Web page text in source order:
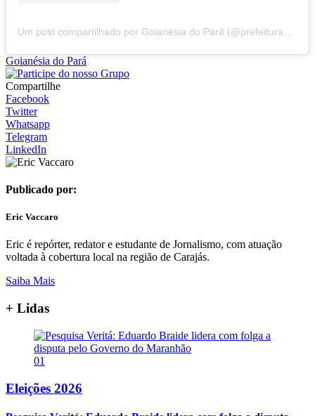
Goianésia do Pará
Compartilhe
Facebook
Twitter
Whatsapp
Telegram
LinkedIn
Publicado por:
Eric Vaccaro
Eric é repórter, redator e estudante de Jornalismo, com atuação
voltada à cobertura local na região de Carajás.
Saiba Mais
+ Lidas
01
Eleições 2026